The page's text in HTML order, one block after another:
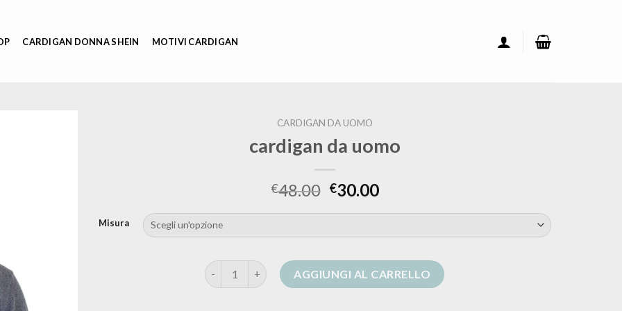
CARDIGAN DONNA SHEIN MOTIVI CARDIGAN
CARDIGAN DA UOMO
cardigan da uomo
€48.00 €30.00
Misura
cardigan da uomo quantitàAGGIUNGI AL CARRELLO